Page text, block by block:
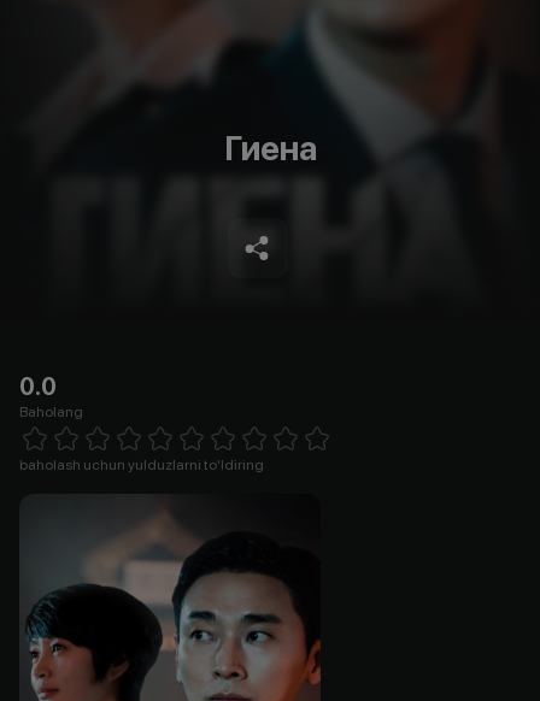
Гиена
0.0
Baholang
1 Star 2 Stars 3 Stars 4 Stars5 Stars 6 Stars7 Stars8 Stars
baholash uchun yulduzlarni to'ldiring